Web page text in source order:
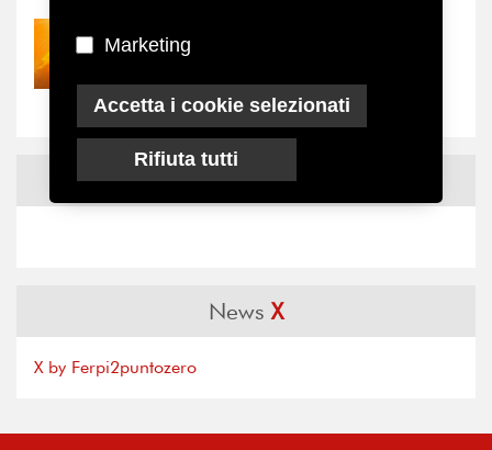
30/07/2026
Nove anni dopo la
“grande cecità”: la...
NewsFacebook
NewsX
X by Ferpi2puntozero
Marketing
Accetta i cookie selezionati
Rifiuta tutti